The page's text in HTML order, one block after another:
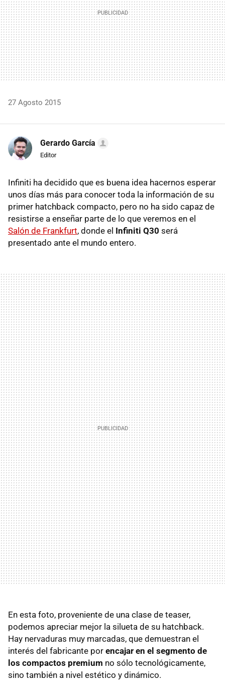
27 Agosto 2015
Gerardo García
Editor
Infiniti ha decidido que es buena idea hacernos esperar
unos días más para conocer toda la información de su
primer hatchback compacto, pero no ha sido capaz de
resistirse a enseñar parte de lo que veremos en el
Salón de Frankfurt, donde el Infiniti Q30 será
presentado ante el mundo entero.
En esta foto, proveniente de una clase de teaser,
podemos apreciar mejor la silueta de su hatchback.
Hay nervaduras muy marcadas, que demuestran el
interés del fabricante por encajar en el segmento de
los compactos premium no sólo tecnológicamente,
sino también a nivel estético y dinámico.